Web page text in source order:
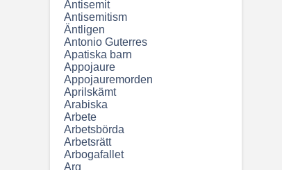
Antisemit
Antisemitism
Äntligen
Antonio Guterres
Apatiska barn
Appojaure
Appojauremorden
Aprilskämt
Arabiska
Arbete
Arbetsbörda
Arbetsrätt
Arbogafallet
Arg